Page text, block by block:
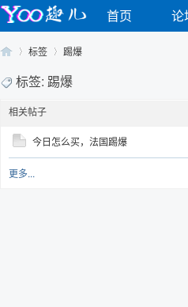
首页 论
Yo›
标签 踢爆
标签: 踢爆
相关帖子
今日怎么买，法国踢爆
更多...